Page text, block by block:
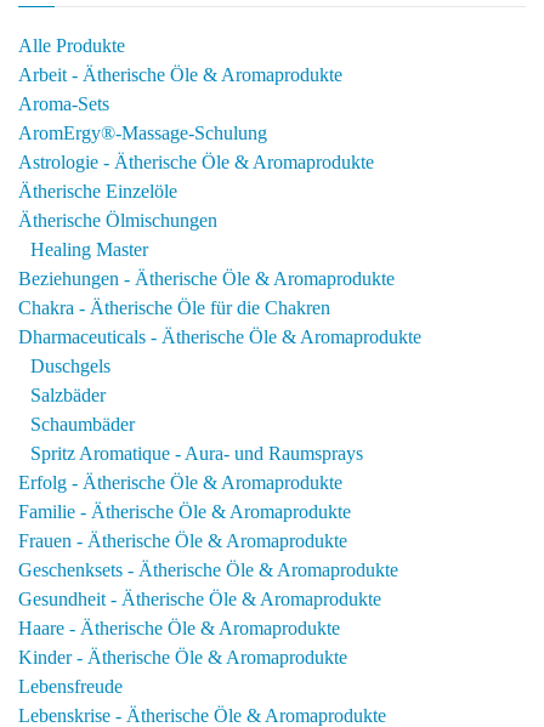
werden
Alle Produkte
Arbeit - Ätherische Öle & Aromaprodukte
Aroma-Sets
AromErgy®-Massage-Schulung
Astrologie - Ätherische Öle & Aromaprodukte
Ätherische Einzelöle
Ätherische Ölmischungen
Healing Master
Beziehungen - Ätherische Öle & Aromaprodukte
Chakra - Ätherische Öle für die Chakren
Dharmaceuticals - Ätherische Öle & Aromaprodukte
Duschgels
Salzbäder
Schaumbäder
Spritz Aromatique - Aura- und Raumsprays
Erfolg - Ätherische Öle & Aromaprodukte
Familie - Ätherische Öle & Aromaprodukte
Frauen - Ätherische Öle & Aromaprodukte
Geschenksets - Ätherische Öle & Aromaprodukte
Gesundheit - Ätherische Öle & Aromaprodukte
Haare - Ätherische Öle & Aromaprodukte
Kinder - Ätherische Öle & Aromaprodukte
Lebensfreude
Lebenskrise - Ätherische Öle & Aromaprodukte